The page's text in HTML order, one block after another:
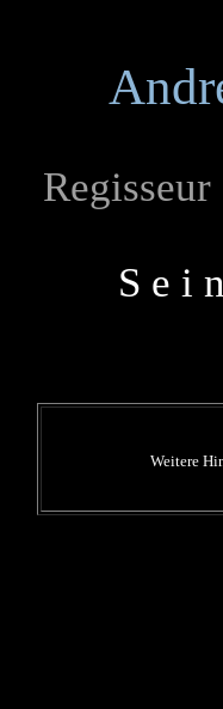
S e i
Weitere